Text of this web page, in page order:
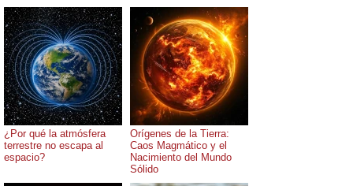
¿Por qué la atmósfera
terrestre no escapa al
espacio?
Orígenes de la Tierra:
Caos Magmático y el
Nacimiento del Mundo
Sólido